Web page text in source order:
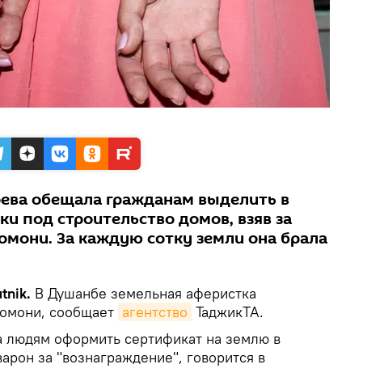
обещала гражданам выделить в
под строительство домов, взяв за
За каждую сотку земли она брала
В Душанбе земельная аферистка
сообщает агентство ТаджикТА.
оформить сертификат на землю в
за "вознаграждение", говорится в